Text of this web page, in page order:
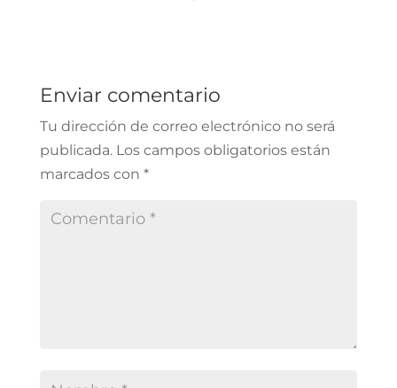
Enviar comentario
Tu dirección de correo electrónico no será
publicada. Los campos obligatorios están
marcados con *